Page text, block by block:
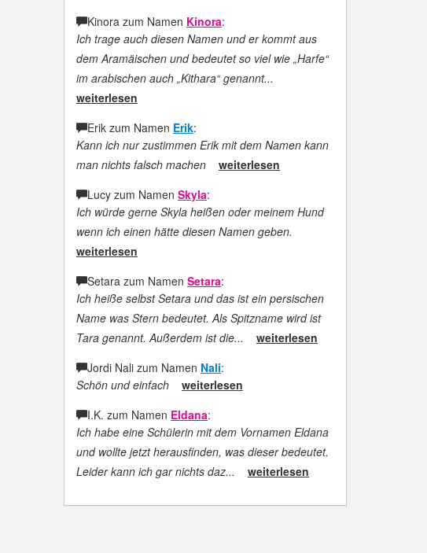
Kinora zum Namen Kinora:
Ich trage auch diesen Namen und er kommt aus
dem Aramäischen und bedeutet so viel wie „Harfe“
im arabischen auch „Kithara“ genannt...
weiterlesen
Erik zum Namen Erik:
Kann ich nur zustimmen Erik mit dem Namen kann
man nichts falsch machen
weiterlesen
Lucy zum Namen Skyla:
Ich würde gerne Skyla heißen oder meinem Hund
wenn ich einen hätte diesen Namen geben.
weiterlesen
Setara zum Namen Setara:
Ich heiße selbst Setara und das ist ein persischen
Name was Stern bedeutet. Als Spitzname wird ist
Tara genannt. Außerdem ist die...
weiterlesen
Jordi Nali zum Namen Nali:
Schön und einfach
weiterlesen
I.K. zum Namen Eldana:
Ich habe eine Schülerin mit dem Vornamen Eldana
und wollte jetzt herausfinden, was dieser bedeutet.
Leider kann ich gar nichts daz...
weiterlesen